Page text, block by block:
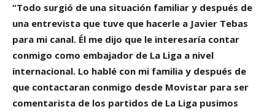
“Todo surgió de una situación familiar y después de
una entrevista que tuve que hacerle a Javier Tebas
para mi canal. Él me dijo que le interesaría contar
conmigo como embajador de La Liga a nivel
internacional. Lo hablé con mi familia y después de
que contactaran conmigo desde Movistar para ser
comentarista de los partidos de La Liga pusimos